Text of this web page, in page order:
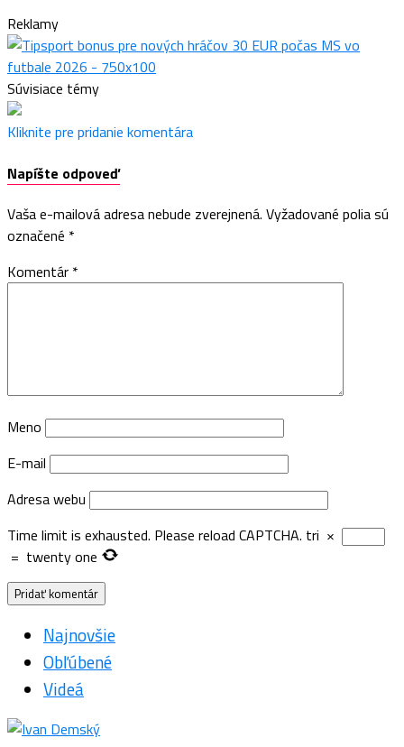
Reklamy
Súvisiace témy
Kliknite pre pridanie komentára
Napíšte odpoveď
Vaša e-mailová adresa nebude zverejnená. Vyžadované polia sú
označené *
Komentár *
Meno
E-mail
Adresa webu
Time limit is exhausted. Please reload CAPTCHA. tri ×
= twenty one
Najnovšie
Obľúbené
Videá